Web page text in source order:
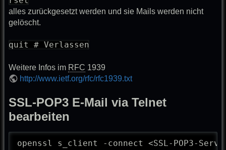
alles zurückgesetzt werden und sie Mails werden nicht
gelöscht.
quit # Verlassen
Weitere Infos im RFC 1939
http://www.ietf.org/rfc/rfc1939.txt
SSL-POP3 E-Mail via Telnet
bearbeiten
openssl s_client -connect <SSL-POP3-